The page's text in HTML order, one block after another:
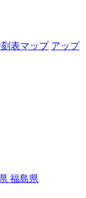
刻表マップ アップ
福島県